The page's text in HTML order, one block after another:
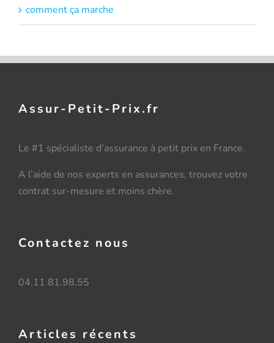
comment ça marche
Assur-Petit-Prix.fr
Le #1 spécialiste d’assurance à petit prix en France.
A l’aide de nos experts en assurances, trouvez votre
contrat sur-mesure et moins chère.
Articles récents
Contactez nous
04.11.81.98.55